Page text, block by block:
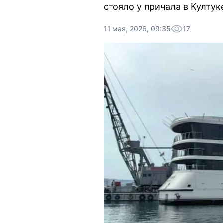
стояло у причала в
11 мая, 2026, 09:35 17